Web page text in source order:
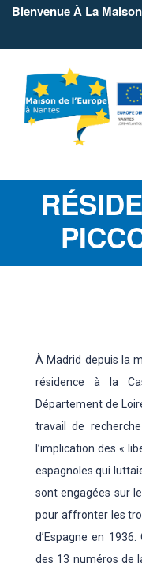
Bienvenue À La
À Madrid depuis la
résidence à la
Département de
travail de
l’implication des «
espagnoles qui
sont engagées sur
pour affronter les
d’Espagne en
des 13 numéros de